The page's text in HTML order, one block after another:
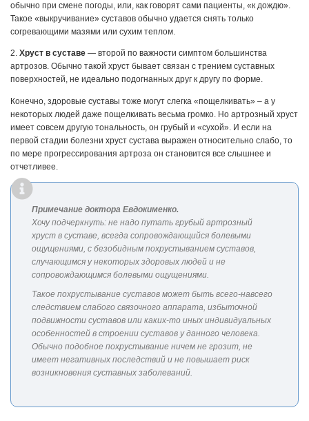
обычно при смене погоды, или, как говорят сами пациенты, «к дождю».
Такое «выкручивание» суставов обычно удается снять только
согревающими мазями или сухим теплом.
2. Хруст в суставе — второй по важности симптом большинства
артрозов. Обычно такой хруст бывает связан с трением суставных
поверхностей, не идеально подогнанных друг к другу по форме.
Конечно, здоровые суставы тоже могут слегка «пощелкивать» – а у
некоторых людей даже пощелкивать весьма громко. Но артрозный хруст
имеет совсем другую тональность, он грубый и «сухой». И если на
первой стадии болезни хруст сустава выражен относительно слабо, то
по мере прогрессирования артроза он становится все слышнее и
отчетливее.
Примечание доктора Евдокименко.
Хочу подчеркнуть: не надо путать грубый артрозный
хруст в суставе, всегда сопровождающийся болевыми
ощущениями, с безобидным похрустыванием суставов,
случающимся у некоторых здоровых людей и не
сопровождающимся болевыми ощущениями.
Такое похрустывание суставов может быть всего-навсего
следствием слабого связочного аппарата, избыточной
подвижности суставов или каких-то иных индивидуальных
особенностей в строении суставов у данного человека.
Обычно подобное похрустывание ничем не грозит, не
имеет негативных последствий и не повышает риск
возникновения суставных заболеваний.